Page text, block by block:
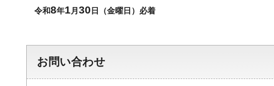
令和8年1 月 30 日（金曜日）必着
お問い合わせ